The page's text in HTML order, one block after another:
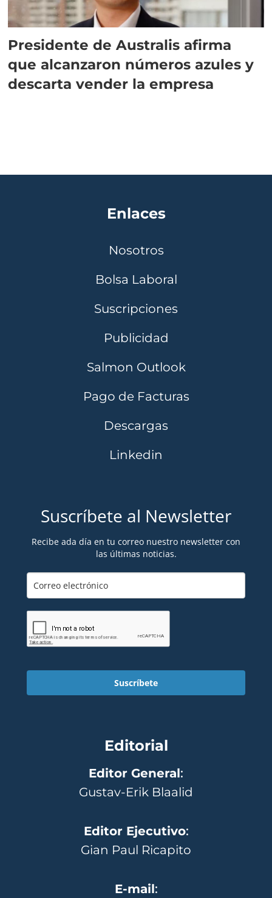
Presidente de Australis afirma
que alcanzaron números azules y
descarta vender la empresa
Enlaces
Nosotros
Bolsa Laboral
Suscripciones
Publicidad
Salmon Outlook
Pago de Facturas
Descargas
Linkedin
Suscríbete al Newsletter
Recibe ada día en tu correo nuestro newsletter con
las últimas noticias.
Suscríbete
Editorial
Editor General:
Gustav-Erik Blaalid
Editor Ejecutivo:
Gian Paul Ricapito
E-mail: